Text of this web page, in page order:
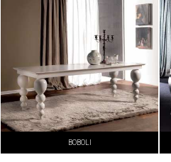
BOBOLI